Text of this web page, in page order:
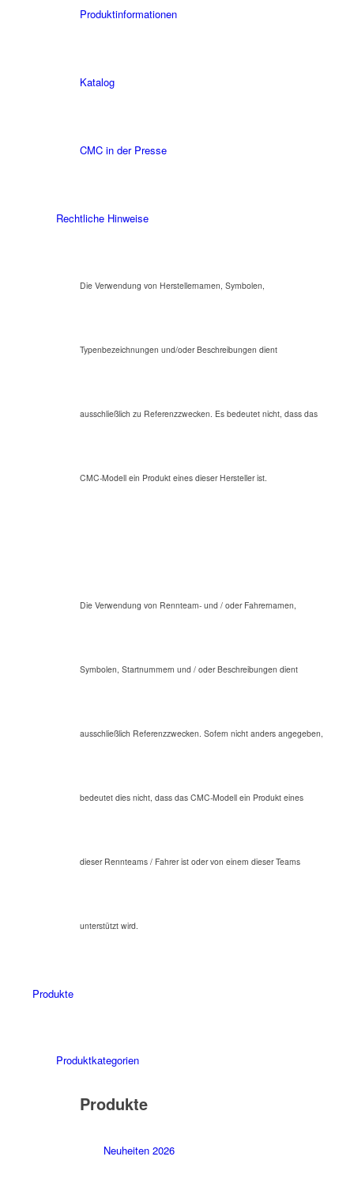
Produktinformationen
Katalog
CMC in der Presse
Rechtliche Hinweise
Die Verwendung von Herstellernamen, Symbolen,
Typenbezeichnungen und/oder Beschreibungen dient
ausschließlich zu Referenzzwecken. Es bedeutet nicht, dass das
CMC-Modell ein Produkt eines dieser Hersteller ist.
Die Verwendung von Rennteam- und / oder Fahrernamen,
Symbolen, Startnummern und / oder Beschreibungen dient
ausschließlich Referenzzwecken. Sofern nicht anders angegeben,
bedeutet dies nicht, dass das CMC-Modell ein Produkt eines
dieser Rennteams / Fahrer ist oder von einem dieser Teams
unterstützt wird.
Produkte
Produktkategorien
Produkte
Neuheiten 2026